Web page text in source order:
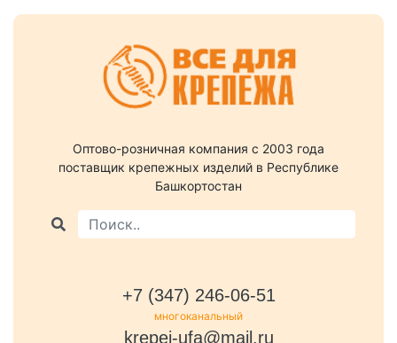
Оптово-розничная компания c 2003 года
поставщик крепежных изделий в Республике
Башкортостан
+7 (347) 246-06-51
многоканальный
krepej-ufa@mail.ru